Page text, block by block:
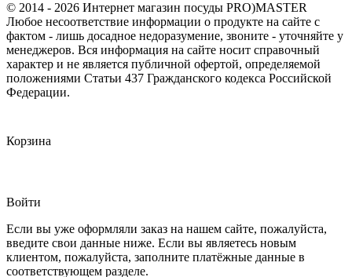
© 2014 - 2026 Интернет магазин посуды PRO)MASTER
Любое несоответствие информации о продукте на сайте с
фактом - лишь досадное недоразумение, звоните - уточняйте у
менеджеров. Вся информация на сайте носит справочный
характер и не является публичной офертой, определяемой
положениями Статьи 437 Гражданского кодекса Российской
Федерации.
Корзина
Войти
Если вы уже оформляли заказ на нашем сайте, пожалуйста,
введите свои данные ниже. Если вы являетесь новым
клиентом, пожалуйста, заполните платёжные данные в
соответствующем разделе.